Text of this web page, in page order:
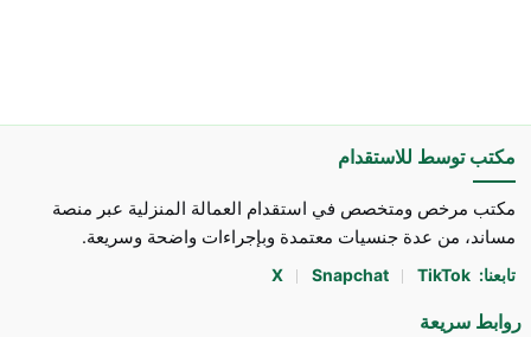
مكتب توسط للاستقدام
مكتب مرخص ومتخصص في استقدام العمالة المنزلية عبر منصة
مساند، من عدة جنسيات معتمدة وبإجراءات واضحة وسريعة.
تابعنا: X Snapchat TikTok
روابط سريعة